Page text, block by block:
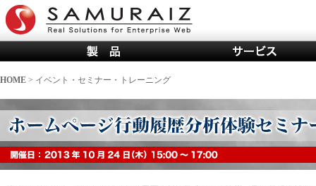
HOME > イベント・セミナー・トレーニング